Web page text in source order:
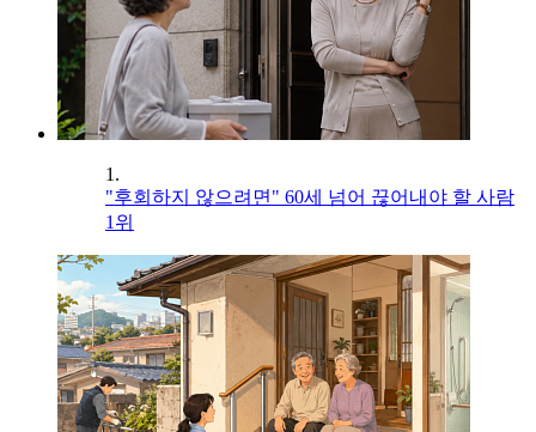
1.
"후회하지 않으려면" 60세 넘어 끊어내야 할 사람
1위